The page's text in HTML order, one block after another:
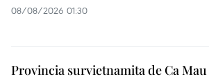
08/08/2026 01:30
Provincia survietnamita de Ca Mau